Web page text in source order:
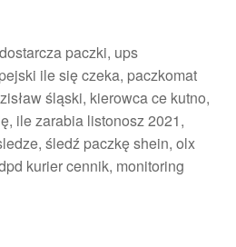
paczki, ups
ile się czeka, paczkomat
śląski, kierowca ce kutno,
ile zarabia listonosz 2021,
śledź paczkę shein, olx
kurier cennik, monitoring